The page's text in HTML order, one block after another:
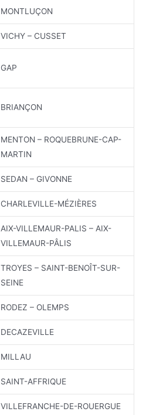
MONTLUÇON
VICHY – CUSSET
GAP
BRIANÇON
MENTON – ROQUEBRUNE-CAP-
MARTIN
SEDAN – GIVONNE
CHARLEVILLE-MÉZIÈRES
AIX-VILLEMAUR-PALIS – AIX-
VILLEMAUR-PÂLIS
TROYES – SAINT-BENOÎT-SUR-
SEINE
RODEZ – OLEMPS
DECAZEVILLE
MILLAU
SAINT-AFFRIQUE
VILLEFRANCHE-DE-ROUERGUE